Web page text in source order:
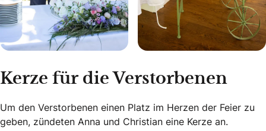
Kerze für die Verstorbenen
Um den Verstorbenen einen Platz im Herzen der Feier zu
geben, zündeten Anna und Christian eine Kerze an.